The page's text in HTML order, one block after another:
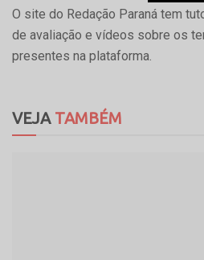
O site do Redação Paraná tem
de avaliação e vídeos sobre os
presentes na plataforma.
VEJATAMBÉM